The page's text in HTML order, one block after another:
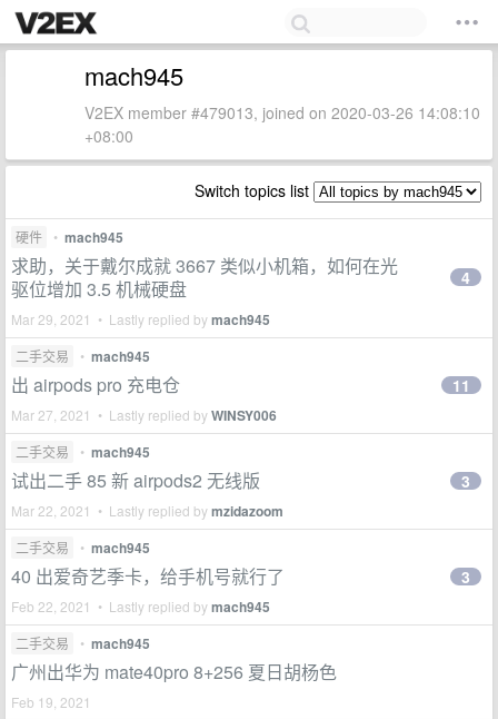
mach945
V2EX member #479013, joined on 2020-03-26 14:08:10
+08:00
Switch topics list
硬件 • mach945
求助，关于戴尔成就 3667 类似小机箱，如何在光
驱位增加 3.5 机械硬盘
Mar 29, 2021 • Lastly replied bymach945
4
二手交易 • mach945
出 airpods pro 充电仓
Mar 27, 2021 • Lastly replied byWINSY006
11
二手交易 • mach945
试出二手 85 新 airpods2 无线版
Mar 22, 2021 • Lastly replied bymzidazoom
3
二手交易 • mach945
40 出爱奇艺季卡，给手机号就行了
Feb 22, 2021 • Lastly replied bymach945
3
二手交易 • mach945
广州出华为 mate40pro 8+256 夏日胡杨色
Feb 19, 2021